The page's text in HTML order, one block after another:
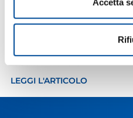
Accetta
Workshop “Impara a
16 Settembre 2025
LEGGI L'ARTICOLO